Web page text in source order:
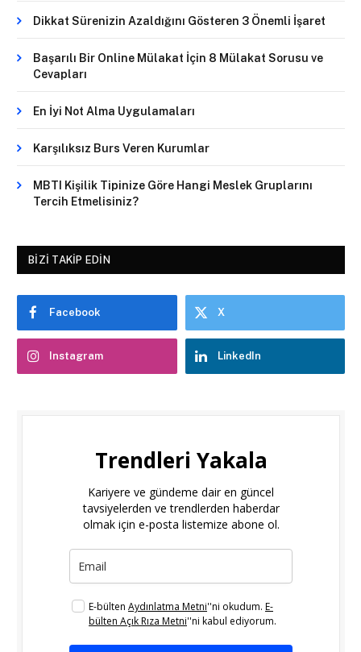
Dikkat Sürenizin Azaldığını Gösteren 3 Önemli İşaret
Başarılı Bir Online Mülakat İçin 8 Mülakat Sorusu ve
Cevapları
En İyi Not Alma Uygulamaları
Karşılıksız Burs Veren Kurumlar
MBTI Kişilik Tipinize Göre Hangi Meslek Gruplarını
Tercih Etmelisiniz?
BIZI TAKIP EDIN
Facebook X
Instagram LinkedIn
Trendleri Yakala
Kariyere ve gündeme dair en güncel
tavsiyelerden ve trendlerden haberdar
olmak için e-posta listemize abone ol.
E-bülten Aydınlatma Metni''ni okudum. E-
bülten Açık Rıza Metni''ni kabul ediyorum.